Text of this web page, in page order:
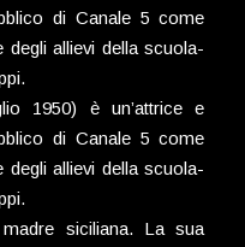
di Canale 5 come
allievi della scuola-
1950) è un’attrice e
di Canale 5 come
allievi della scuola-
siciliana. La sua